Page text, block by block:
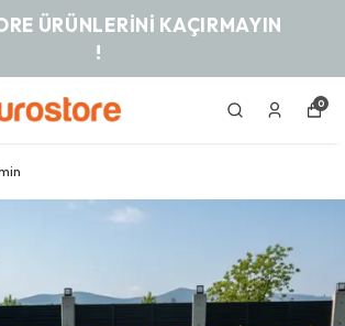
ÜRÜNLERINI KAÇIRMAYIN
!
0